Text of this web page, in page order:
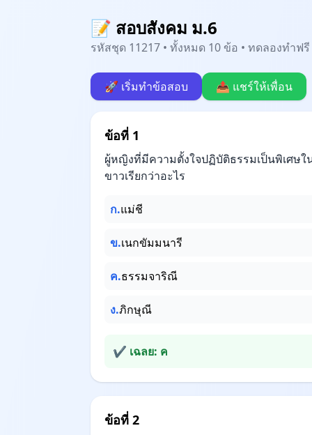
📝 สอบสังคม ม.6
รหัสชุด 11217 • ทั้งหมด 10 ข้อ • ทดลองทำฟ
🚀 เริ่มทำข้อสอบ 📤 แชร์ให้เพื่อน
ข้อที่ 1
ผู้หญิงที่มีความตั้งใจปฏิบัติธรรมเป็นพิเศษ
ขาวเรียกว่าอะไร
ก.แม่ชี
ข.เนกขัมมนารี
ค.ธรรมจาริณี
ง.ภิกษุณี
✔ เฉลย: ค
ข้อที่ 2